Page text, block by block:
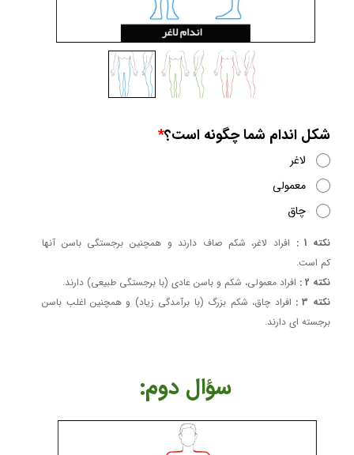
نکته 1 :
افراد لاغر، شکم صاف دارند و همچنین برجستگی باسن آنها
کم است.
نکته 2 :
افراد معمولی، شکم و باسن عادی (با برجستگی طبیعی) دارند.
​​​​​​​نکته 3 :
افراد چاق، شکم بزرگ (با برآمدگی زیاد) و همچنین اغلب باسن
برجسته ای دارند.
​​​​سؤال دوم:
شکل اندام شما چگونه است؟
لاغر
معمولی
چاق